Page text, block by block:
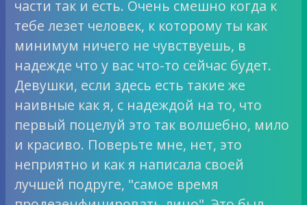
части так и есть. Очень смешно когда к
тебе лезет человек, к которому ты как
минимум ничего не чувствуешь, в
надежде что у вас что-то сейчас будет.
Девушки, если здесь есть такие же
наивные как я, с надеждой на то, что
первый поцелуй это так волшебно, мило
и красиво. Поверьте мне, нет, это
неприятно и как я написала своей
лучшей подруге, "самое время